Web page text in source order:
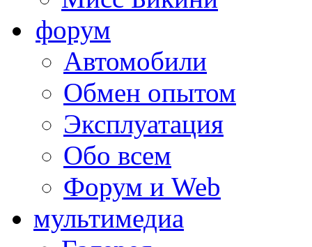
форум
Автомобили
Обмен опытом
Эксплуатация
Обо всем
Форум и Web
мультимедиа